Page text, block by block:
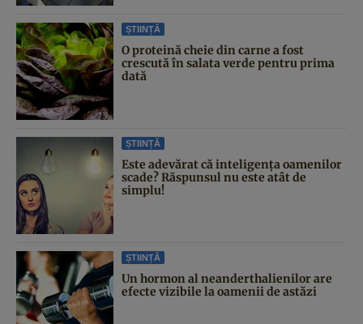
ȘTIINȚĂ
O proteină cheie din carne a fost
crescută în salata verde pentru prima
dată
ȘTIINȚĂ
Este adevărat că inteligența oamenilor
scade? Răspunsul nu este atât de
simplu!
ȘTIINȚĂ
Un hormon al neanderthalienilor are
efecte vizibile la oamenii de astăzi